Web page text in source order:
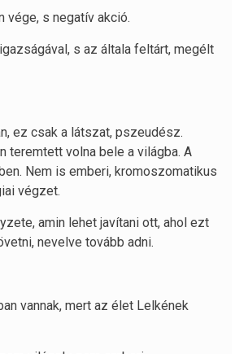
vége, s negatív akció.
s az általa feltárt, megélt
ez csak a látszat, pszeudész.
volna bele a világba. A
Nem is emberi, kromoszomatikus
végzet.
amin lehet javítani ott, ahol ezt
nevelve tovább adni.
vannak, mert az élet Lelkének